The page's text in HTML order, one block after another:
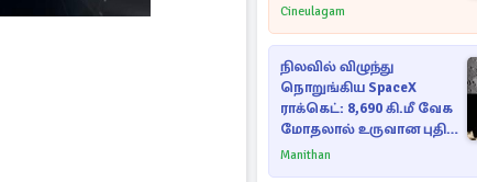
Cineulagam
நிலவில் விழுந்து
நொறுங்கிய SpaceX
ராக்கெட்: 8,690 கி.மீ வேக
மோதலால் உருவான புதிய
பள்ளம்!
Manithan